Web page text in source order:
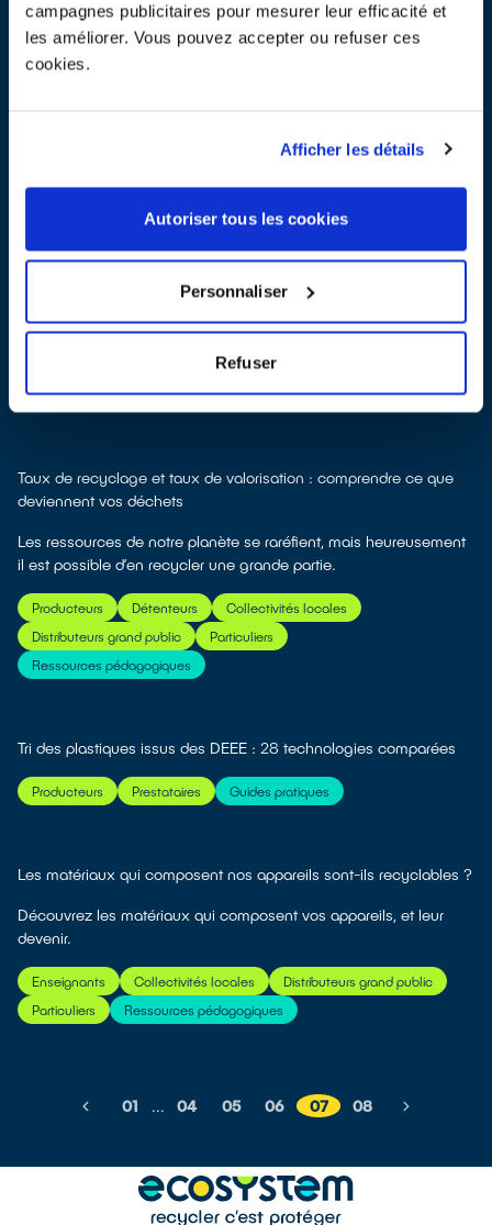
campagnes publicitaires pour mesurer leur efficacité et
les améliorer. Vous pouvez accepter ou refuser ces
cookies.
Afficher les détails
Autoriser tous les cookies
Personnaliser
Refuser
La signalétique des consignes de tri évolue !
Enseignants
Guides pratiques
Comment sont dépollués et recyclés vos équipements ?
Producteurs Enseignants Détenteurs
Collectivités locales
Particuliers
Ressources pédagogiques
Taux de recyclage et taux de valorisation : comprendre ce que
deviennent vos déchets
Les ressources de notre planète se raréfient, mais heureusement
il est possible d’en recycler une grande partie.
Producteurs Détenteurs
Collectivités locales
Distributeurs grand public
Particuliers
Ressources pédagogiques
Tri des plastiques issus des DEEE : 28 technologies comparées
Producteurs Prestataires Guides pratiques
Les matériaux qui composent nos appareils sont-ils recyclables ?
Découvrez les matériaux qui composent vos appareils, et leur
devenir.
Enseignants Collectivités locales
Distributeurs grand public
Particuliers
Ressources pédagogiques
01 ... 04 05 06 07 08